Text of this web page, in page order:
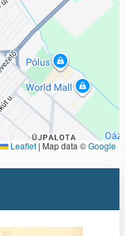
Leaflet | Map data ©Google